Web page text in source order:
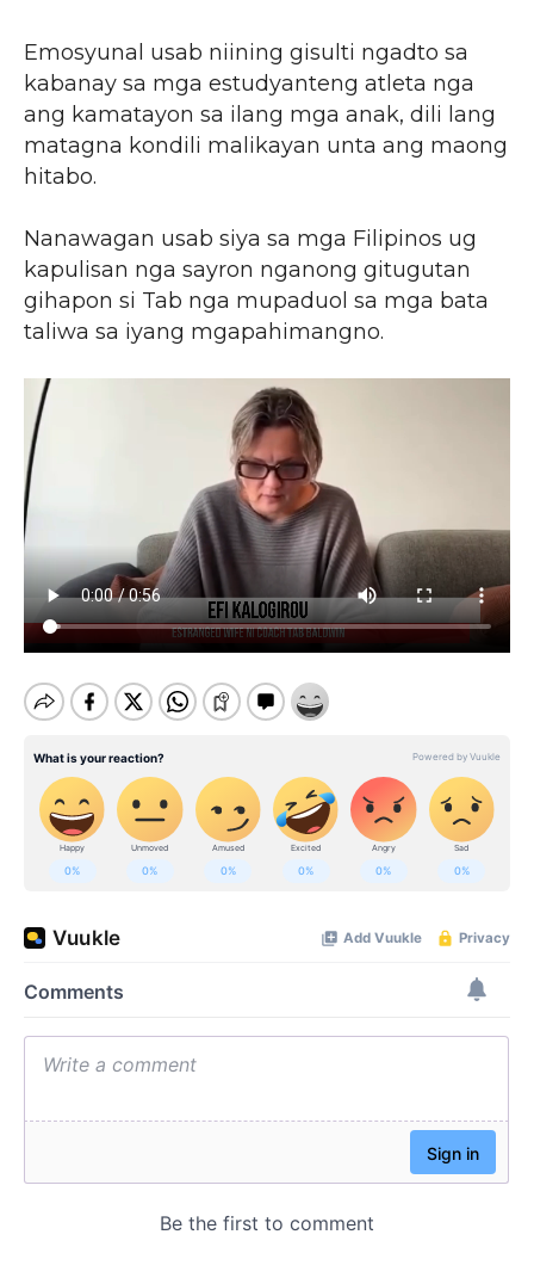
Emosyunal usab niining gisulti ngadto sa
kabanay sa mga estudyanteng atleta nga
ang kamatayon sa ilang mga anak, dili lang
matagna kondili malikayan unta ang maong
hitabo.
Nanawagan usab siya sa mga Filipinos ug
kapulisan nga sayron nganong gitugutan
gihapon si Tab nga mupaduol sa mga bata
taliwa sa iyang mgapahimangno.